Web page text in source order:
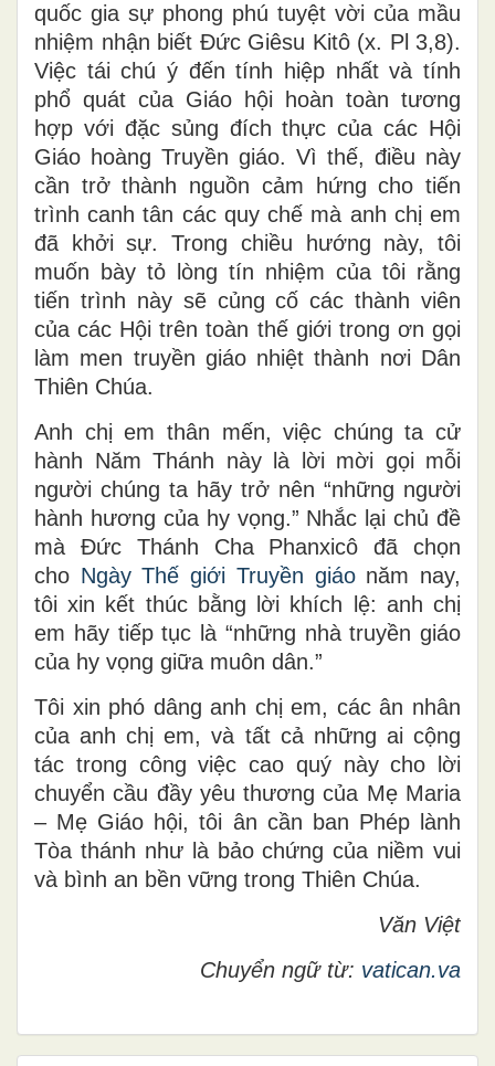
quốc gia sự phong phú tuyệt vời của mầu
nhiệm nhận biết Đức Giêsu Kitô (x. Pl 3,8).
Việc tái chú ý đến tính hiệp nhất và tính
phổ quát của Giáo hội hoàn toàn tương
hợp với đặc sủng đích thực của các Hội
Giáo hoàng Truyền giáo. Vì thế, điều này
cần trở thành nguồn cảm hứng cho tiến
trình canh tân các quy chế mà anh chị em
đã khởi sự. Trong chiều hướng này, tôi
muốn bày tỏ lòng tín nhiệm của tôi rằng
tiến trình này sẽ củng cố các thành viên
của các Hội trên toàn thế giới trong ơn gọi
làm men truyền giáo nhiệt thành nơi Dân
Thiên Chúa.
Anh chị em thân mến, việc chúng ta cử
hành Năm Thánh này là lời mời gọi mỗi
người chúng ta hãy trở nên “những người
hành hương của hy vọng.” Nhắc lại chủ đề
mà Đức Thánh Cha Phanxicô đã chọn
cho Ngày Thế giới Truyền giáonăm nay,
tôi xin kết thúc bằng lời khích lệ: anh chị
em hãy tiếp tục là “những nhà truyền giáo
của hy vọng giữa muôn dân.”
Tôi xin phó dâng anh chị em, các ân nhân
của anh chị em, và tất cả những ai cộng
tác trong công việc cao quý này cho lời
chuyển cầu đầy yêu thương của Mẹ Maria
– Mẹ Giáo hội, tôi ân cần ban Phép lành
Tòa thánh như là bảo chứng của niềm vui
và bình an bền vững trong Thiên Chúa.
Văn Việt
Chuyển ngữ từ: vatican.va